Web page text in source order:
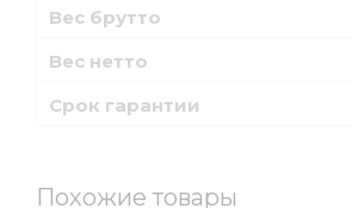
Вес брутто
Вес нетто
Срок гарантии
Похожие товары